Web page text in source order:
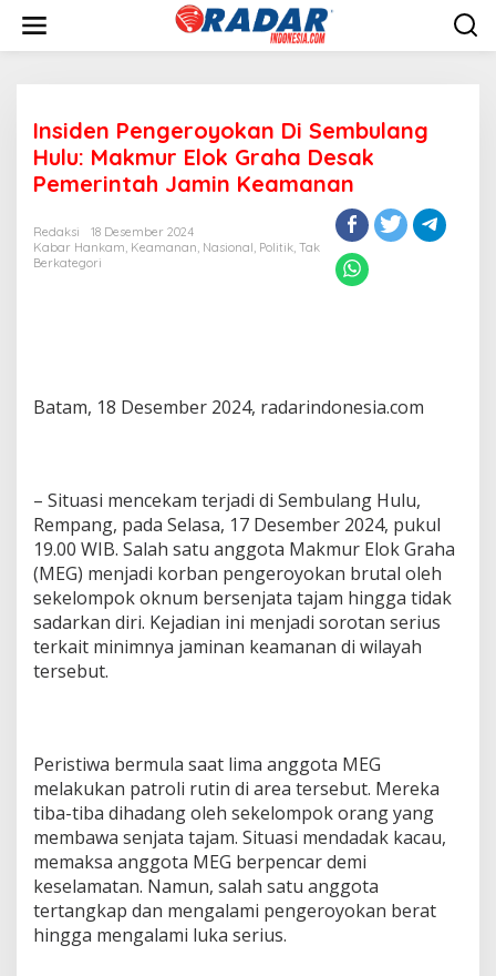
w
Insiden Pengeroyokan Di Sembulang
Hulu: Makmur Elok Graha Desak
Pemerintah Jamin Keamanan
Redaksi
18 Desember 2024
Kabar Hankam, Keamanan, Nasional, Politik, Tak
Berkategori
Batam, 18 Desember 2024, radarindonesia.com
– Situasi mencekam terjadi di Sembulang Hulu,
Rempang, pada Selasa, 17 Desember 2024, pukul
19.00 WIB. Salah satu anggota Makmur Elok Graha
(MEG) menjadi korban pengeroyokan brutal oleh
sekelompok oknum bersenjata tajam hingga tidak
sadarkan diri. Kejadian ini menjadi sorotan serius
terkait minimnya jaminan keamanan di wilayah
tersebut.
Peristiwa bermula saat lima anggota MEG
melakukan patroli rutin di area tersebut. Mereka
tiba-tiba dihadang oleh sekelompok orang yang
membawa senjata tajam. Situasi mendadak kacau,
memaksa anggota MEG berpencar demi
keselamatan. Namun, salah satu anggota
tertangkap dan mengalami pengeroyokan berat
hingga mengalami luka serius.